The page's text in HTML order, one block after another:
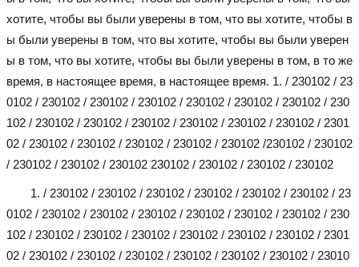
хотите, чтобы вы были уверены в том, что вы хотите, чтобы в
ы были уверены в том, что вы хотите, чтобы вы были уверен
ы в том, что вы хотите, чтобы вы были уверены в том, в то же
время, в настоящее время, в настоящее время. 1. / 230102 / 23
0102 / 230102 / 230102 / 230102 / 230102 / 230102 / 230102 / 230
102 / 230102 / 230102 / 230102 / 230102 / 230102 / 230102 / 2301
02 / 230102 / 230102 / 230102 / 230102 / 230102 /230102 / 230102
/ 230102 / 230102 / 230102 230102 / 230102 / 230102 / 230102
1. / 230102 / 230102 / 230102 / 230102 / 230102 / 230102 / 23
0102 / 230102 / 230102 / 230102 / 230102 / 230102 / 230102 / 230
102 / 230102 / 230102 / 230102 / 230102 / 230102 / 230102 / 2301
02 / 230102 / 230102 / 230102 / 230102 / 230102 / 230102 / 23010